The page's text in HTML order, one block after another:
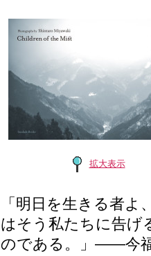
拡大表示
「明日を生きる者
はそう私たちに告げ
のである。」——今